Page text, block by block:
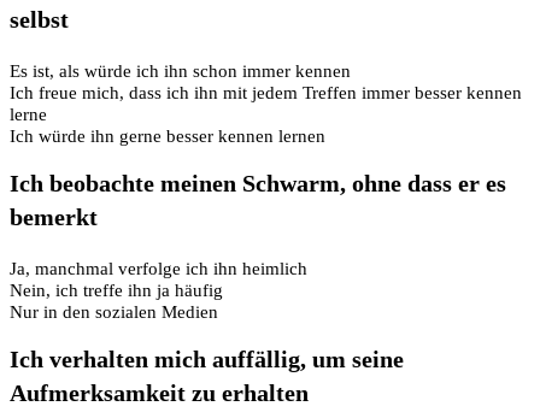
selbst
Es ist, als würde ich ihn schon immer kennen
Ich freue mich, dass ich ihn mit jedem Treffen immer besser kennen
lerne
Ich würde ihn gerne besser kennen lernen
Ich beobachte meinen Schwarm, ohne dass er es
bemerkt
Ja, manchmal verfolge ich ihn heimlich
Nein, ich treffe ihn ja häufig
Nur in den sozialen Medien
Ich verhalten mich auffällig, um seine
Aufmerksamkeit zu erhalten